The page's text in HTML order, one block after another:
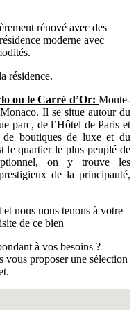
rénové avec des
moderne avec
résidence.
ou le Carré d’Or: Monte-
Il se situe autour du
parc, de l’Hôtel de Paris et
boutiques de luxe et du
le quartier le plus peuplé de
on y trouve les
de la principauté,
nous nous tenons à votre
de ce bien
à vos besoins ?
vous proposer une sélection